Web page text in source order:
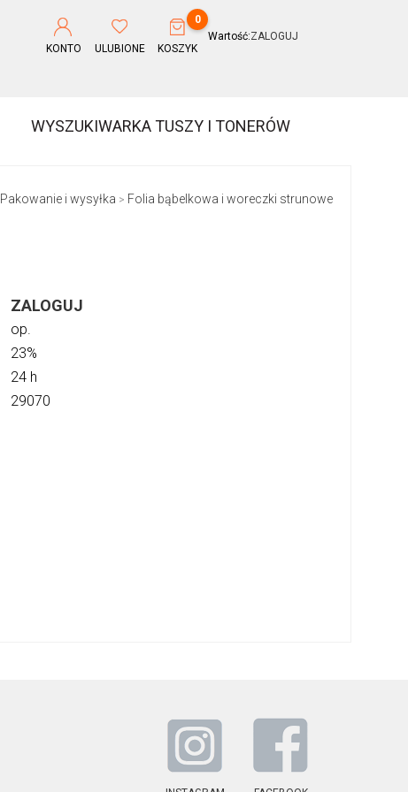
KONTO ULUBIONE
0
KOSZYK
Wartość:ZALOGUJ
WYSZUKIWARKA TUSZY I TONERÓW
Pakowanie i wysyłka > Folia bąbelkowa i woreczki strunowe
ZALOGUJ
op.
23%
24 h
29070